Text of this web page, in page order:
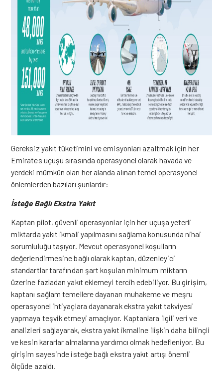
Gereksiz yakıt tüketimini ve emisyonları azaltmak için her
Emirates uçuşu sırasında operasyonel olarak havada ve
yerdeki mümkün olan her alanda alınan temel operasyonel
önlemlerden bazıları şunlardır:
İsteğe Bağlı Ekstra Yakıt
Kaptan pilot, güvenli operasyonlar için her uçuşa yeterli
miktarda yakıt ikmali yapılmasını sağlama konusunda nihai
sorumluluğu taşıyor. Mevcut operasyonel koşulların
değerlendirmesine bağlı olarak kaptan, düzenleyici
standartlar tarafından şart koşulan minimum miktarın
üzerine fazladan yakıt eklemeyi tercih edebiliyor. Bu girişim,
kaptanı sağlam temellere dayanan muhakeme ve meşru
operasyonel ihtiyaçlara dayanarak ekstra yakıt takviyesi
yapmaya teşvik etmeyi amaçlıyor. Kaptanlara ilgili veri ve
analizleri sağlayarak, ekstra yakıt ikmaline ilişkin daha bilinçli
ve kesin kararlar almalarına yardımcı olmak hedefleniyor. Bu
girişim sayesinde isteğe bağlı ekstra yakıt artışı önemli
ölçüde azaldı.